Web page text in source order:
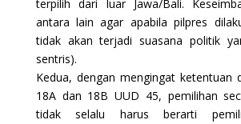
terpilih dari luar Jawa/Bali.
antara lain agar apabila pilpres
tidak akan terjadi suasana politik
sentris).
Kedua, dengan mengingat ketentuan
18A dan 18B UUD 45, pemilihan
tidak selalu harus berarti